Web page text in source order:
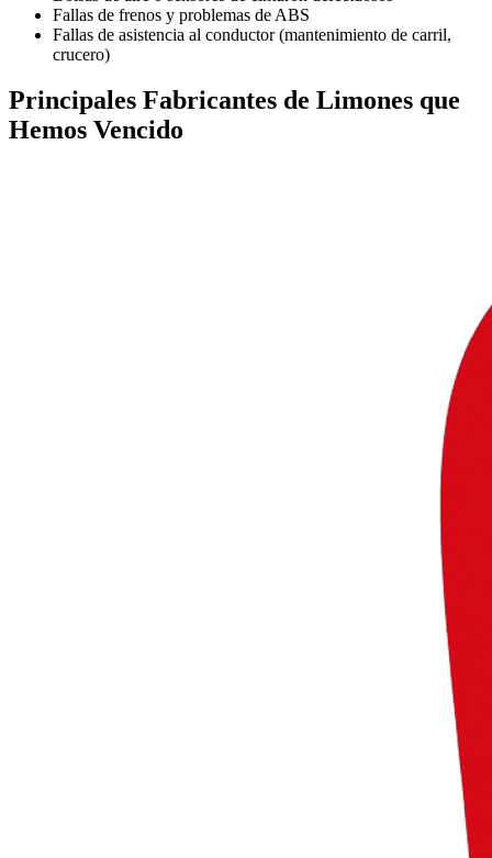
Fallas de frenos y problemas de ABS
Fallas de asistencia al conductor (mantenimiento de carril,
crucero)
Principales Fabricantes de Limones que
Hemos Vencido